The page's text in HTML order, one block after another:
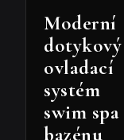
Moderní
dotykový
ovladací
systém
swim spa
bazénu